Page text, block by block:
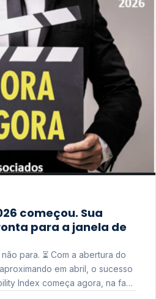
começou. Sua
para a janela de
a abertura do
em abril, o sucesso
Index começa agora, na fase